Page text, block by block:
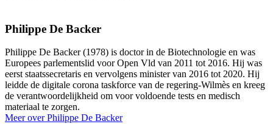
Philippe De Backer
Philippe De Backer (1978) is doctor in de Biotechnologie en was
Europees parlementslid voor Open Vld van 2011 tot 2016. Hij was
eerst staatssecretaris en vervolgens minister van 2016 tot 2020. Hij
leidde de digitale corona taskforce van de regering-Wilmès en kreeg
de verantwoordelijkheid om voor voldoende tests en medisch
materiaal te zorgen.
Meer over Philippe De Backer